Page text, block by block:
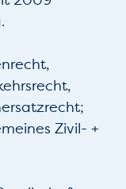
Zivil- +